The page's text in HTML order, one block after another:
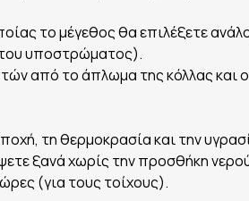
το μέγεθος θα επιλέξετε
υποστρώματος).
από το άπλωμα της κόλλας
τη θερμοκρασία και την
ξανά χωρίς την προσθήκη
(για τους τοίχους).